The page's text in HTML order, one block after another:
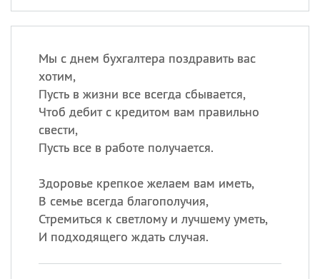
Мы с днем бухгалтера поздравить вас
хотим,
Пусть в жизни все всегда сбывается,
Чтоб дебит с кредитом вам правильно
свести,
Пусть все в работе получается.
Здоровье крепкое желаем вам иметь,
В семье всегда благополучия,
Стремиться к светлому и лучшему уметь,
И подходящего ждать случая.